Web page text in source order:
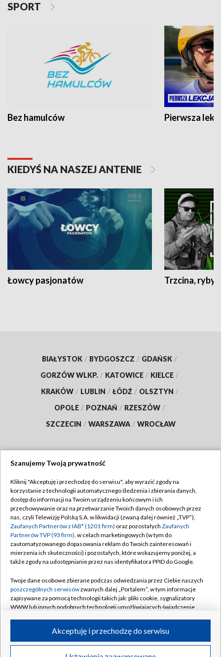
SPORT
Bez hamulców Pierwsza
KIEDYŚ NA NASZEJ ANTENIE
Łowcy pasjonatów Trzcina, ryby
BIAŁYSTOK / BYDGOSZCZ / GDAŃSK /
GORZÓW WLKP. / KATOWICE / KIELCE /
KRAKÓW / LUBLIN / ŁÓDŹ / OLSZTYN /
OPOLE / POZNAŃ / RZESZÓW /
SZCZECIN / WARSZAWA / WROCŁAW
TVP
Abonament TVP
Emisja w TVP
Centrum informacji TVP
Naziemna Telewizja Cyfrowa
Rada Programowa
System NOS
Informacje o nadawcy
Program dla prasy
Regulamin TVP
Polityka prywatności
Moje zgody
Pomoc
Kontakt
Kanały
©2026 Telewizja Polska S.A. w likwidacji
Szanujemy Twoją prywatność
Kliknij "Akceptuję i przechodzę do serwisu", aby wyrazić zgody na
korzystanie z technologii automatycznego śledzenia i zbierania danych,
dostęp do informacji na Twoim urządzeniu końcowym i ich
przechowywanie oraz na przetwarzanie Twoich danych osobowych przez
nas, czyli Telewizję Polską S.A. w likwidacji (zwaną dalej również „TVP”),
Zaufanych Partnerów z IAB* (1201 firm) oraz pozostałych Zaufanych
Partnerów TVP (93 firm), w celach marketingowych (w tym do
zautomatyzowanego dopasowania reklam do Twoich zainteresowań i
mierzenia ich skuteczności) i pozostałych, które wskazujemy poniżej, a
także zgody na udostępnianie przez nas identyfikatora PPID do Google.
Twoje dane osobowe zbierane podczas odwiedzania przez Ciebie naszych
poszczególnych serwisówzwanych dalej „Portalem”, w tym informacje
zapisywane za pomocą technologii takich jak: pliki cookie, sygnalizatory
WWW lub innych podobnych technologii umożliwiających świadczenie
ruchu w Internecie.
Twoje dane osobowe zbierane podczas odwiedzania przez Ciebie
Akceptuję i przechodzę do serwisu